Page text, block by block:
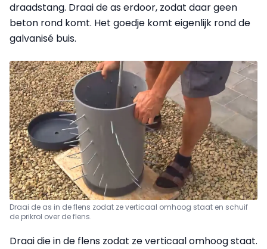
draadstang. Draai de as erdoor, zodat daar geen
beton rond komt. Het goedje komt eigenlijk rond de
galvanisé buis.
Draai de as in de flens zodat ze verticaal omhoog staat en schuif
de prikrol over de flens.
Draai die in de flens zodat ze verticaal omhoog staat.